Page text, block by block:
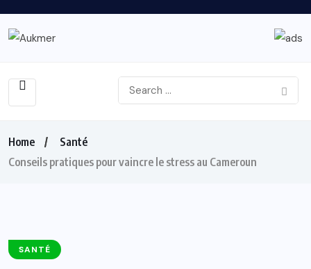
Home
Santé
Conseils pratiques pour vaincre le stress au Cameroun
SANTÉ